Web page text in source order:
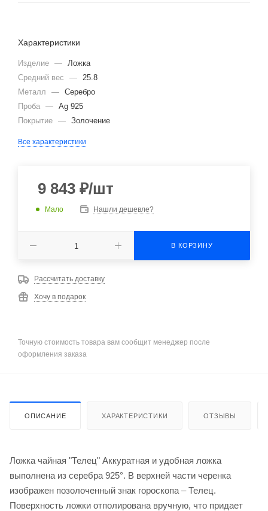
Характеристики
Изделие — Ложка
Средний вес
— 25.8
Металл
— Серебро
Проба — Ag 925
Покрытие — Золочение
Все характеристики
9 843 ₽/шт
Мало Нашли дешевле?
В КОРЗИНУ
Рассчитать доставку
Хочу в подарок
Точную стоимость товара вам сообщит менеджер после
оформления заказа
ОПИСАНИЕ ХАРАКТЕРИСТИКИ ОТЗЫВЫ
Ложка чайная "Телец" Аккуратная и удобная ложка
выполнена из серебра 925°. В верхней части черенка
изображен позолоченный знак гороскопа – Телец.
Поверхность ложки отполирована вручную, что придает